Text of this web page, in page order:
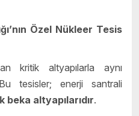
Özel Nükleer Tesis
kritik altyapılarla aynı
tesisler; enerji santrali
beka altyapılarıdır.